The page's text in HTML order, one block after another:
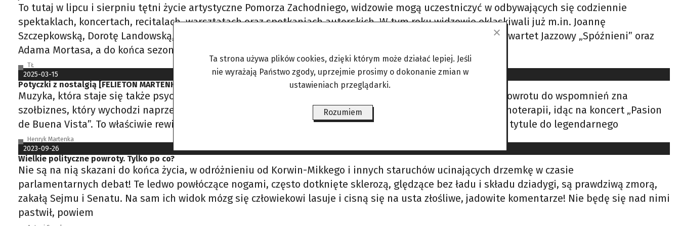
To tutaj w lipcu i sierpniu tętni życie artystyczne Pomorza Zachodniego, widzowie mogą uczestniczyć w odbywających się codziennie
spektaklach, koncertach, recitalach, warsztatach oraz spotkaniach autorskich. W tym roku widzowie oklaskiwali już m.in. Joannę
Szczepkowską, Dorotę Landowską, Joannę Trzepiecińską, Maurycego Polaskiego, Olgę Bończyk, Poznański Kwartet Jazzowy „Spóźnieni” oraz
Adama Mortasa, a do końca sezonu będą mogli zobaczyć jeszcze np. Beatę Rybotycką, Joannę
TŁ
2025-03-15
Potyczki z nostalgią [FELIETON MARTENKI]
Muzyka, która staje się także psychoterapią, pomagającą uporać się z presją współczesności. Mechanizm powrotu do wspomnień zna
szołbiznes, który wychodzi naprzeciw potrzebom milionów ludzi z konkretną ofertą. Poddałem się tej psychoterapii, idąc na koncert „Pasion
de Buena Vista”. To właściwie rewia, jaką do Polski po raz drugi przywieźli muzycy kubańscy, nawiązująca w tytule do legendarnego
Henryk Martenka
2023-09-26
Wielkie polityczne powroty. Tylko po co?
Nie są na nią skazani do końca życia, w odróżnieniu od Korwin-Mikkego i innych staruchów ucinających drzemkę w czasie
parlamentarnych debat! Te ledwo powłóczące nogami, często dotknięte sklerozą, ględzące bez ładu i składu dziadygi, są prawdziwą zmorą,
zakałą Sejmu i Senatu. Na sam ich widok mózg się człowiekowi lasuje i cisną się na usta złośliwe, jadowite komentarze! Nie będę się nad nimi
pastwił, powiem
Ta strona używa plików cookies, dzięki którym może działać lepiej. Jeśli
nie wyrażają Państwo zgody, uprzejmie prosimy o dokonanie zmian w
ustawieniach przeglądarki.
Rozumiem